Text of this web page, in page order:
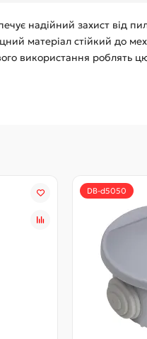
надійний захист від
матеріал стійкий до
використання роблять
DB-d5050